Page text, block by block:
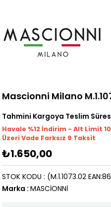
Mascionni Milano
Tahmini Kargoya Teslim
Havale %12 İndirim - Alt Limit
Üzeri Vade Farksız 9 Taksit
₺1.650,00
(M.1.1073.02
STOK KODU
Marka : MASCİONNİ